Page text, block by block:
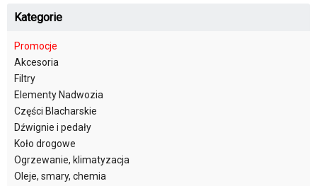
Kategorie
Promocje
Akcesoria
Filtry
Elementy Nadwozia
Części Blacharskie
Dźwignie i pedały
Koło drogowe
Ogrzewanie, klimatyzacja
Oleje, smary, chemia